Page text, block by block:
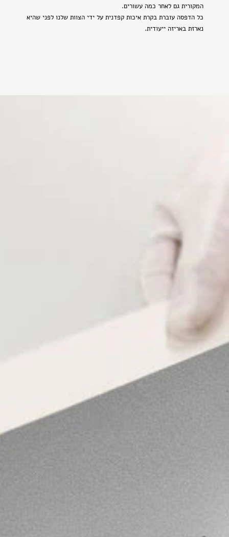
המקורית גם לאחר כמה עשורים.
כל הדפסה עוברת בקרת איכות קפדנית על ידי הצוות שלנו לפני שהיא
נארזת באריזה ייעודית.